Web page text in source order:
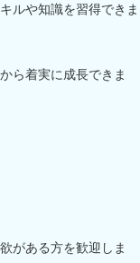
ルや知識を習得できま
ら着実に成長できま
がある方を歓迎しま